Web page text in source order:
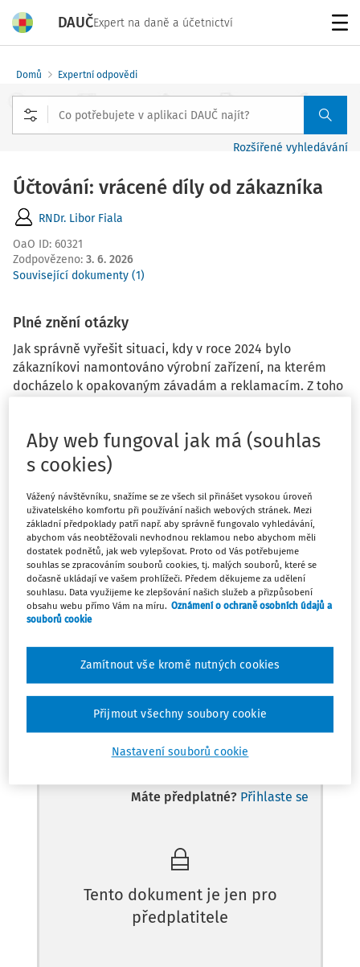
DAUČExpert na daně a účetnictví
Domů Expertní odpovědi
Rozšířené vyhledávání
Účtování: vrácené díly od zákazníka
RNDr. Libor Fiala
OaO ID: 60321
Zodpovězeno: 3. 6. 2026
Související dokumenty (1)
Plné znění otázky
Jak správně vyřešit situaci, kdy v roce 2024 bylo
zákazníkovi namontováno výrobní zařízení, na kterém
docházelo k opakovaným závadám a reklamacím. Z toho
na reklamační zakázce. A nyní došlo k výměně některých
větších dílů za jiné, které by měly lépe fungovat. Díly
byly vyrobeny dodavatelem, který je společnosti
vyfakturoval a tím vznikl další náklad spojený s
reklamací. Zároveň byly vráceny původní nevyhovující
díly, která možná budou použity v budoucnu, pokud se
pro ně najde zákazník. Na základě čeho a jak ocenit
vrácené díly, aby vše bylo účetně a daňově v pořádku?
Jak je nyní zaúčtovat? Společnost účtuje způsobem B.
Běžně účtuje přijatou fakturu MD 501/D 321, Na konci
roku pak stav materiálu MD 112/D 501. V tomto případě
na vrácené díly faktura není.
Odpověď
Máte předplatné? Přihlaste se
Tento dokument je jen pro
předplatitele
Aby web fungoval jak má (souhlas
s cookies)
Vážený návštěvníku, snažíme se ze všech sil přinášet vysokou úroveň
uživatelského komfortu při používání našich webových stránek. Mezi
základní předpoklady patří např. aby správně fungovalo vyhledávání,
abychom vás neobtěžovali nevhodnou reklamou nebo abychom měli
dostatek podnětů, jak web vylepšovat. Proto od Vás potřebujeme
souhlas se zpracováním souborů cookies, tj. malých souborů, které se
dočasně ukládají ve vašem prohlížeči. Předem děkujeme za udělení
souhlasu. Data využijeme ke zlepšování našich služeb a přizpůsobení
obsahu webu přímo Vám na míru. Oznámení o ochraně osobních údajů a
souborů cookie
Nastavení souborů cookie
Zamítnout vše kromě nutných cookies
Přijmout všechny soubory cookie